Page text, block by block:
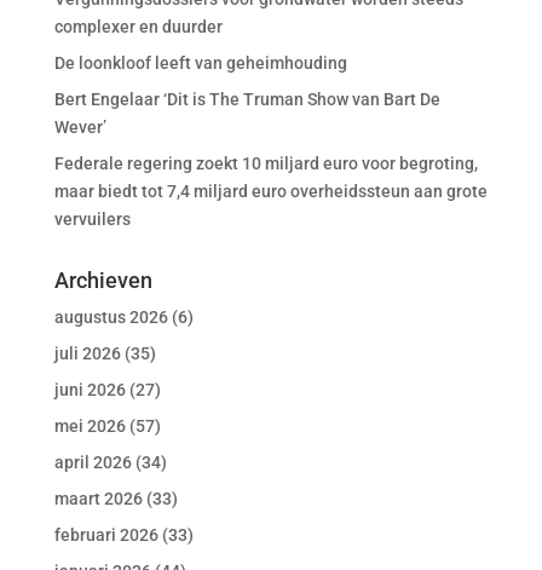
complexer en duurder
De loonkloof leeft van geheimhouding
Bert Engelaar ‘Dit is The Truman Show van Bart De
Wever’
Federale regering zoekt 10 miljard euro voor begroting,
maar biedt tot 7,4 miljard euro overheidssteun aan grote
vervuilers
Archieven
augustus 2026(6)
juli 2026(35)
juni 2026(27)
mei 2026(57)
april 2026(34)
maart 2026(33)
februari 2026(33)